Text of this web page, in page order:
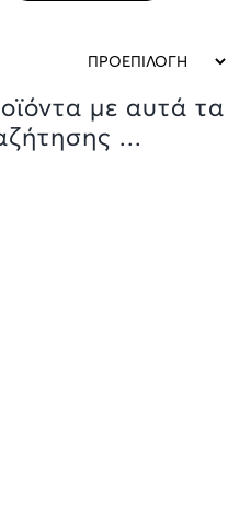
με αυτά τα
...